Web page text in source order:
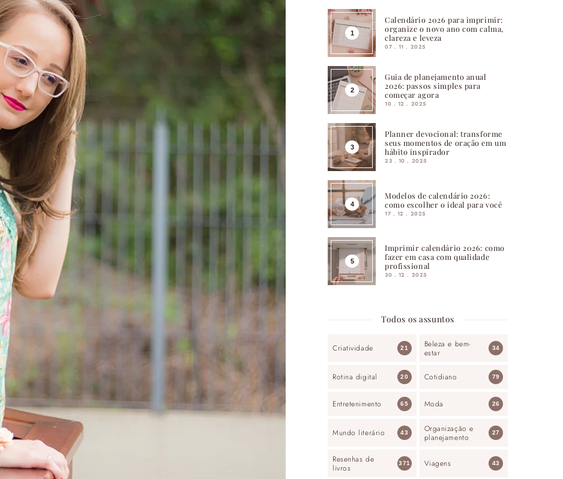
Calendário 2026 para imprimir:
organize o novo ano com calma,
clareza e leveza
07 . 11 . 2025
Guia de planejamento anual
2026: passos simples para
começar agora
10 . 12 . 2025
Planner devocional: transforme
seus momentos de oração em um
hábito inspirador
23 . 10 . 2025
Modelos de calendário 2026:
como escolher o ideal para você
17 . 12 . 2025
Imprimir calendário 2026: como
fazer em casa com qualidade
profissional
30 . 12 . 2025
Todos os assuntos
Criatividade 21
Beleza e bem-
estar
34
Rotina digital 20 Cotidiano 79
Entretenimento 65 Moda 26
Mundo literário 43
Organização e
planejamento
27
Resenhas de
livros
371 Viagens 43